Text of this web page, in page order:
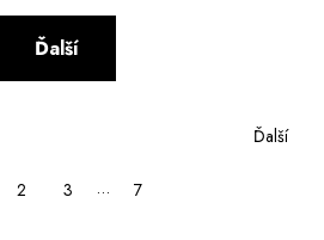
Ďalší
Ďalší
2 3 … 7